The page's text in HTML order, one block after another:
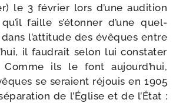
le 3 février lors d’une audi­tion
faille s’étonner d’une quel­
l’attitude des évêques entre
il fau­drait selon lui consta­ter
ils le font aujourd’hui,
se seraient réjouis en 1905
de l’Église et de l’État :